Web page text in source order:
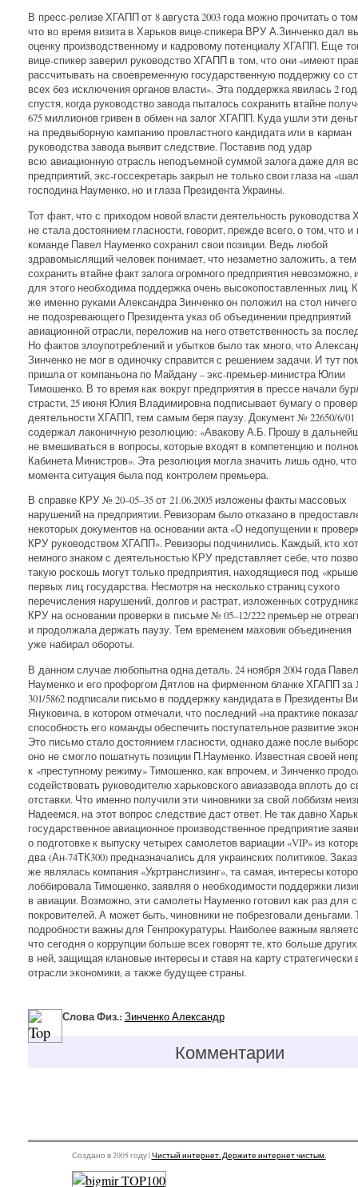
В пресс-релизе ХГАПП от 8 августа 2003 года можно прочитать о
что во время визита в Харьков вице-спикера ВРУ А.Зинченко дал
оценку производственному и кадровому потенциалу ХГАПП. Еще
вице-спикер заверил руководство ХГАПП в том, что они «имеют
рассчитывать на своевременную государственную поддержку со
всех без исключения органов власти». Эта поддержка явилась 2
спустя, когда руководство завода пыталось сохранить втайне
675 миллионов гривен в обмен на залог ХГАПП. Куда ушли эти
на предвыборную кампанию провластного кандидата или в карман
руководства завода выявит следствие. Поставив под удар
всю авиационную отрасль неподъемной суммой залога даже для
предприятий, экс-госсекретарь закрыл не только свои глаза на
господина Науменко, но и глаза Президента Украины.
Тот факт, что с приходом новой власти деятельность руководства
не стала достоянием гласности, говорит, прежде всего, о том, что и
команде Павел Науменко сохранил свои позиции. Ведь любой
здравомыслящий человек понимает, что незаметно заложить, а
сохранить втайне факт залога огромного предприятия невозможно,
для этого необходима поддержка очень высокопоставленных лиц.
же именно руками Александра Зинченко он положил на стол ничего
не подозревающего Президента указ об объединении предприятий
авиационной отрасли, переложив на него ответственность за
Но фактов злоупотреблений и убытков было так много, что
Зинченко не мог в одиночку справится с решением задачи. И тут
пришла от компаньона по Майдану – экс-премьер-министра Юлии
Тимошенко. В то время как вокруг предприятия в прессе начали
страсти, 25 июня Юлия Владимировна подписывает бумагу о
деятельности ХГАПП, тем самым беря паузу. Документ № 22650/6/01
содержал лаконичную резолюцию: «Авакову А.Б. Прошу в
не вмешиваться в вопросы, которые входят в компетенцию и
Кабинета Министров». Эта резолюция могла значить лишь одно, что
момента ситуация была под контролем премьера.
В справке КРУ № 20–05–35 от 21.06.2005 изложены факты массовых
нарушений на предприятии. Ревизорам было отказано в
некоторых документов на основании акта «О недопущении к
КРУ руководством ХГАПП». Ревизоры подчинились. Каждый, кто
немного знаком с деятельностью КРУ представляет себе, что
такую роскошь могут только предприятия, находящиеся под
первых лиц государства. Несмотря на несколько страниц сухого
перечисления нарушений, долгов и растрат, изложенных
КРУ на основании проверки в письме № 05–12/222 премьер не
и продолжала держать паузу. Тем временем маховик объединения
уже набирал обороты.
В данном случае любопытна одна деталь. 24 ноября 2004 года Павел
Науменко и его профоргом Дятлов на фирменном бланке ХГАПП
301/5862 подписали письмо в поддержку кандидата в Президенты
Януковича, в котором отмечали, что последний «на практике
способность его команды обеспечить поступательное развитие
Это письмо стало достоянием гласности, однако даже после
оно не смогло пошатнуть позиции П.Науменко. Известная своей
к «преступному режиму» Тимошенко, как впрочем, и Зинченко
содействовать руководителю харьковского авиазавода вплоть до
отставки. Что именно получили эти чиновники за свой лоббизм
Надеемся, на этот вопрос следствие даст ответ. Не так давно
государственное авиационное производственное предприятие
о подготовке к выпуску четырех самолетов вариации «VIP» из
два (Ан-74ТК300) предназначались для украинских политиков.
же являлась компания «Укртранслизинг», та самая, интересы
лоббировала Тимошенко, заявляя о необходимости поддержки
в авиации. Возможно, эти самолеты Науменко готовил как раз для
покровителей. А может быть, чиновники не побрезговали деньгами.
подробности важны для Генпрокуратуры. Наиболее важным
что сегодня о коррупции больше всех говорят те, кто больше других
в ней, защищая клановые интересы и ставя на карту стратегически
отрасли экономики, а также будущее страны.
Слова Физ.: Зинченко Александр
Комментарии
Создано в 2005 году |Чистый интернет. Держите интернет чистым.